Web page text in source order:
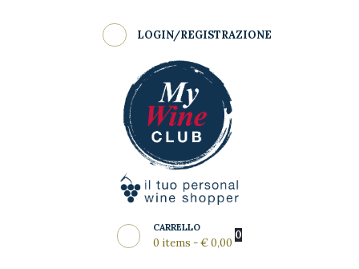
LOGIN/REGISTRAZIONE
CARRELLO
0 items -€ 0,00
0
MY WINE CLUB
Come Funziona